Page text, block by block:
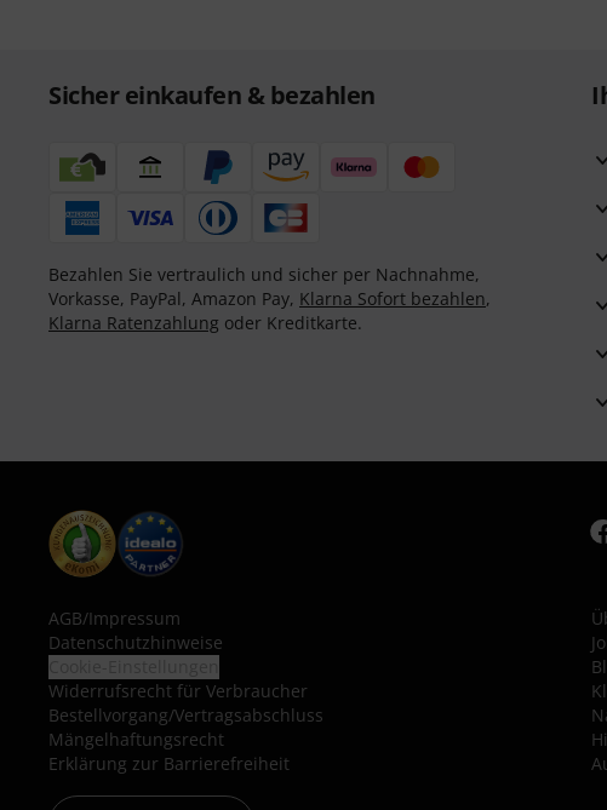
Sicher einkaufen & bezahlen
Bezahlen Sie vertraulich und sicher per Nachnahme,
Vorkasse, PayPal, Amazon Pay, Klarna Sofort bezahlen,
Klarna Ratenzahlung oder Kreditkarte.
AGB/Impressum
Datenschutzhinweise
Widerrufsrecht für Verbraucher
Bestellvorgang/Vertragsabschluss
Mängelhaftungsrecht
Erklärung zur Barrierefreiheit